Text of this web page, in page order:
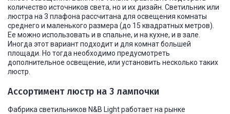
количество источников света, но и их дизайн. Светильник или
люстра на 3 плафона рассчитана для освещения комнаты
среднего и маленького размера (до 15 квадратных метров).
Ее можно использовать и в спальне, и на кухне, и в зале.
Иногда этот вариант подходит и для комнат большей
площади. Но тогда необходимо предусмотреть
дополнительное освещение, или установить несколько таких
люстр.
Ассортимент люстр на 3 лампочки
Фабрика светильников N&B Light работает на рынке